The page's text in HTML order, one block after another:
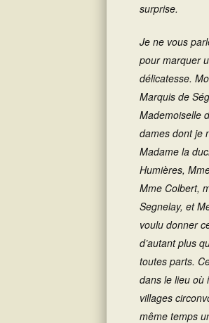
surprise.
Je ne vous
pour marquer
délicatesse.
Marquis de
Mademoiselle
dames dont je
Madame la
Humières,
Mme Colbert,
Segnelay, et
voulu donner
d’autant plus
toutes parts.
dans le lieu où
villages
même temps